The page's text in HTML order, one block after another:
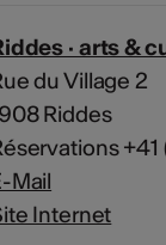
· arts &
du Village 2
Riddes
Mail
Internet